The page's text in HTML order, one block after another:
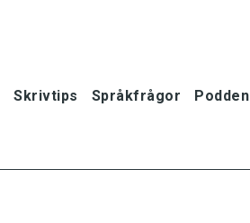
Skrivtips Språkfrågor Podden